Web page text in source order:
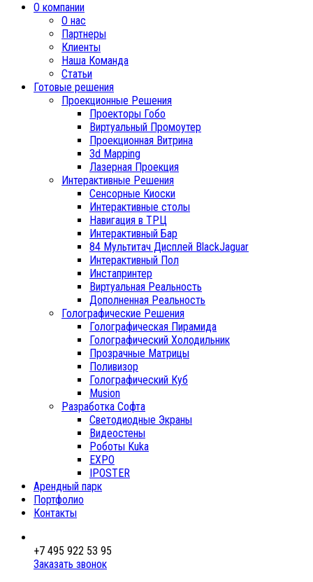
О компании
О нас
Партнеры
Клиенты
Наша Команда
Статьи
Готовые решения
Проекционные Решения
Проекторы Гобо
Виртуальный Промоутер
Проекционная Витрина
3d Mapping
Лазерная Проекция
Интерактивные Решения
Сенсорные Киоски
Интерактивные столы
Навигация в ТРЦ
Интерактивный Бар
84 Мультитач Дисплей BlackJaguar
Интерактивный Пол
Инстапринтер
Виртуальная Реальность
Дополненная Реальность
Голографические Решения
Голографическая Пирамида
Голографический Холодильник
Прозрачные Матрицы
Поливизор
Голографический Куб
Musion
Разработка Софта
Светодиодные Экраны
Видеостены
Роботы Kuka
EXPO
IPOSTER
Арендный парк
Портфолио
Контакты
+7 495 922 53 95
Заказать звонок